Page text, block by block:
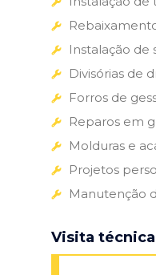
Instalação de
Divisórias de
Forros de
Reparos em
Molduras e
Projetos
Manutenção
Visita técnica